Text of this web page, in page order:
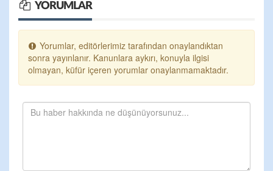
YORUMLAR
Yorumlar, editörlerimiz tarafından onaylandıktan
sonra yayınlanır. Kanunlara aykırı, konuyla ilgisi
olmayan, küfür içeren yorumlar onaylanmamaktadır.